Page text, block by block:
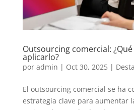
Outsourcing comercial:
aplicarlo?
por admin | Oct 30, 2025|
El outsourcing comercial se ha
estrategia clave para aumentar